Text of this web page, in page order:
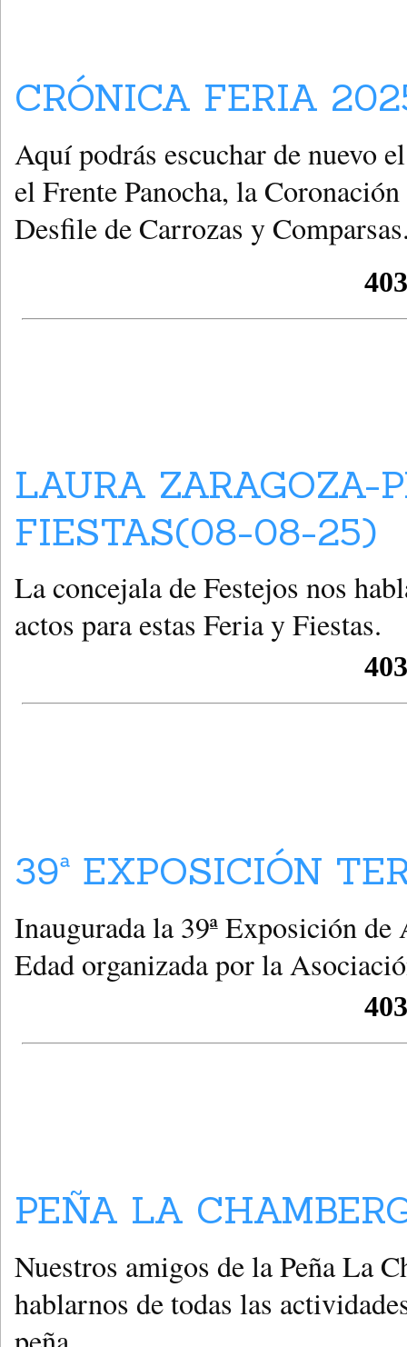
CRÓNICA FERIA
Aquí podrás escuchar de nuevo
el Frente Panocha, la
Desfile de Carrozas y
LAURA ZARAGOZA-
FIESTAS(08-08-25)
La concejala de Festejos nos
actos para estas Feria y Fiestas.
39ª EXPOSICIÓN
Inaugurada la 39ª Exposición
Edad organizada por la
PEÑA LA
Nuestros amigos de la Peña La
hablarnos de todas las